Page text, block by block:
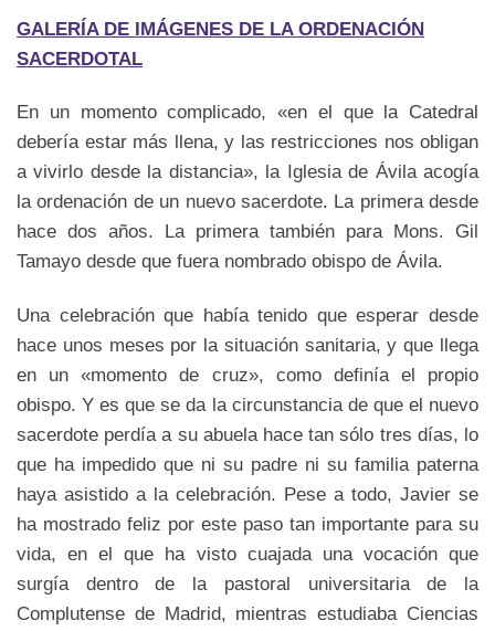
GALERÍA DE IMÁGENES DE LA ORDENACIÓN
SACERDOTAL
En un momento complicado, «en el que la Catedral
debería estar más llena, y las restricciones nos obligan
a vivirlo desde la distancia», la Iglesia de Ávila acogía
la ordenación de un nuevo sacerdote. La primera desde
hace dos años. La primera también para Mons. Gil
Tamayo desde que fuera nombrado obispo de Ávila.
Una celebración que había tenido que esperar desde
hace unos meses por la situación sanitaria, y que llega
en un «momento de cruz», como definía el propio
obispo. Y es que se da la circunstancia de que el nuevo
sacerdote perdía a su abuela hace tan sólo tres días, lo
que ha impedido que ni su padre ni su familia paterna
haya asistido a la celebración. Pese a todo, Javier se
ha mostrado feliz por este paso tan importante para su
vida, en el que ha visto cuajada una vocación que
surgía dentro de la pastoral universitaria de la
Complutense de Madrid, mientras estudiaba Ciencias